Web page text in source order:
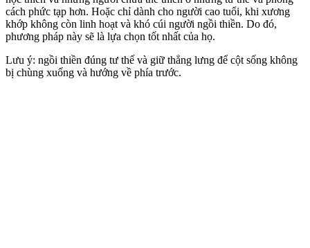
cách phức tạp hơn. Hoặc chỉ dành cho người cao tuổi, khi xương
khớp không còn linh hoạt và khó cúi người ngồi thiền. Do đó,
phương pháp này sẽ là lựa chọn tốt nhất của họ.
Lưu ý: ngồi thiền đúng tư thế và giữ thẳng lưng để cột sống không
bị chùng xuống và hướng về phía trước.